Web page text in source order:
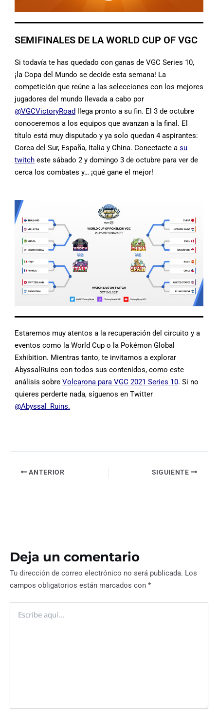
SEMIFINALES DE LA WORLD CUP OF VGC
Si todavía te has quedado con ganas de VGC Series 10,
¡la Copa del Mundo se decide esta semana! La
competición que reúne a las selecciones con los mejores
jugadores del mundo llevada a cabo por
@VGCVictoryRoad llega pronto a su fin. El 3 de octubre
conoceremos a los equipos que avanzan a la final. El
título está muy disputado y ya solo quedan 4 aspirantes:
Corea del Sur, España, Italia y China. Conectacte a su
twitch este sábado 2 y domingo 3 de octubre para ver de
cerca los combates y… ¡qué gane el mejor!
Estaremos muy atentos a la recuperación del circuito y a
eventos como la World Cup o la Pokémon Global
Exhibition. Mientras tanto, te invitamos a explorar
AbyssalRuins con todos sus contenidos, como este
análisis sobre Volcarona para VGC 2021 Series 10. Si no
quieres perderte nada, síguenos en Twitter
@Abyssal_Ruins.
ANTERIOR SIGUIENTE
Deja un comentario
Tu dirección de correo electrónico no será publicada. Los
campos obligatorios están marcados con *
aquí...